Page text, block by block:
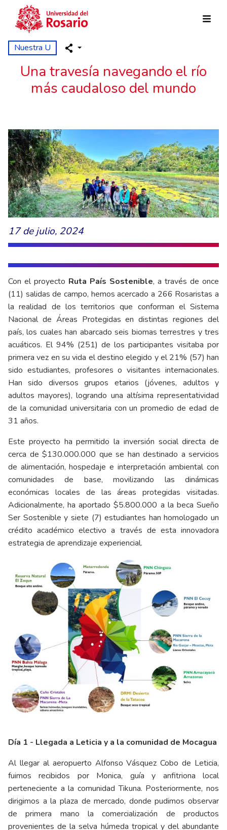
Pasar al contenido principal
Nuestra U
Una travesía navegando el río
más caudaloso del mundo
17 de julio, 2024
Con el proyecto Ruta País Sostenible, a través de once
(11) salidas de campo, hemos acercado a 266 Rosaristas a
la realidad de los territorios que conforman el Sistema
Nacional de Áreas Protegidas en distintas regiones del
país, los cuales han abarcado seis biomas terrestres y tres
acuáticos. El 94% (251) de los participantes visitaba por
primera vez en su vida el destino elegido y el 21% (57) han
sido estudiantes, profesores o visitantes internacionales.
Han sido diversos grupos etarios (jóvenes, adultos y
adultos mayores), logrando una altísima representatividad
de la comunidad universitaria con un promedio de edad de
31 años.
Este proyecto ha permitido la inversión social directa de
cerca de $130.000.000 que se han destinado a servicios
de alimentación, hospedaje e interpretación ambiental con
comunidades de base, movilizando las dinámicas
económicas locales de las áreas protegidas visitadas.
Adicionalmente, ha aportado $5.800.000 a la beca Sueño
Ser Sostenible y siete (7) estudiantes han homologado un
crédito académico electivo a través de esta innovadora
estrategia de aprendizaje experiencial.
Día 1 - Llegada a Leticia y a la comunidad de Mocagua
Al llegar al aeropuerto Alfonso Vásquez Cobo de Leticia,
fuimos recibidos por Monica, guía y anfitriona local
perteneciente a la comunidad Tikuna. Posteriormente, nos
dirigimos a la plaza de mercado, donde pudimos observar
de primera mano la comercialización de productos
provenientes de la selva húmeda tropical y del abundante